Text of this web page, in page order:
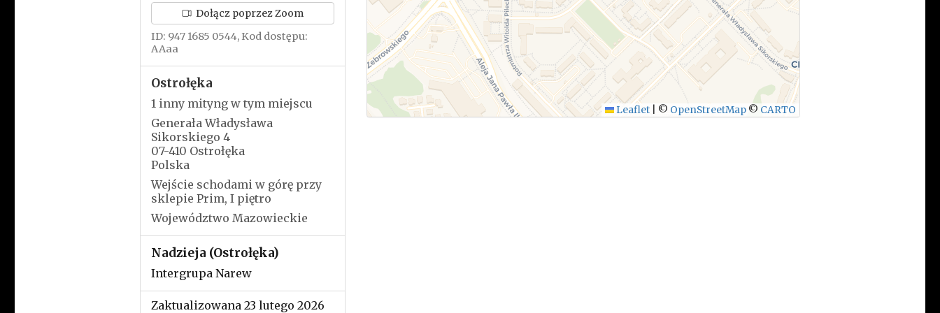
Dołącz poprzez Zoom
ID: 947 1685 0544, Kod dostępu:
AAaa
Ostrołęka
1 inny mityng w tym miejscu
Generała Władysława
Sikorskiego 4
07-410 Ostrołęka
Polska
Wejście schodami w górę przy
sklepie Prim, I piętro
Województwo Mazowieckie
Nadzieja (Ostrołęka)
Intergrupa Narew
Zaktualizowana 23 lutego 2026
Leaflet © OpenStreetMap © CARTO